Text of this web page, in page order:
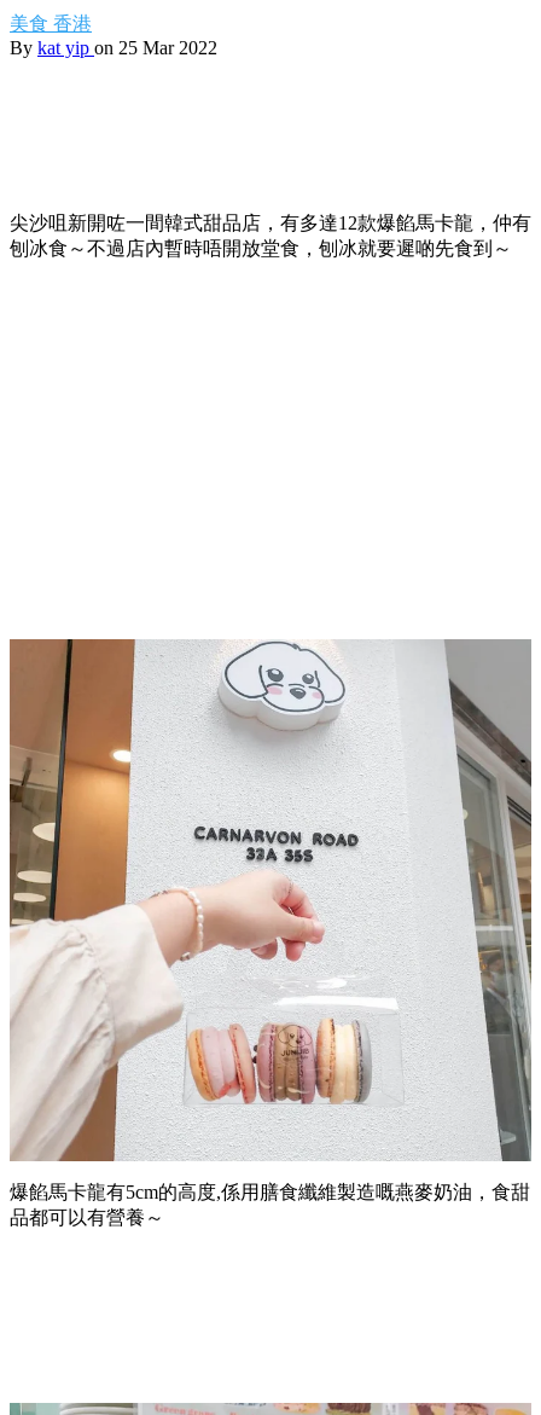
美食 香港
By kat yip on 25 Mar 2022
尖沙咀新開咗一間韓式甜品店，有多達12款爆餡馬卡龍，仲有
刨冰食～不過店內暫時唔開放堂食，刨冰就要遲啲先食到～
爆餡馬卡龍有5cm的高度,係用膳食纖維製造嘅燕麥奶油，食甜
品都可以有營養～